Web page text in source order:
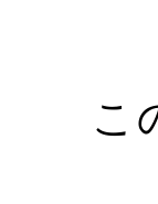
こ